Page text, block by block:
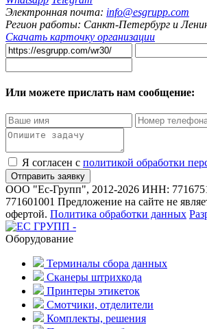
Электронная почта: info@esgrupp.com
Регион работы: Санкт-Петербург и
Скачать карточку организации
Или можете прислать нам сообщение:
Я согласен с политикой обработки
ООО "Ес-Групп", 2012-2026 ИНН:
771601001 Предложение на сайте не
офертой. Политика обработки данных
Оборудование
Терминалы сбора данных
Сканеры штрихкода
Принтеры этикеток
Смотчики, отделители
Комплекты, решения